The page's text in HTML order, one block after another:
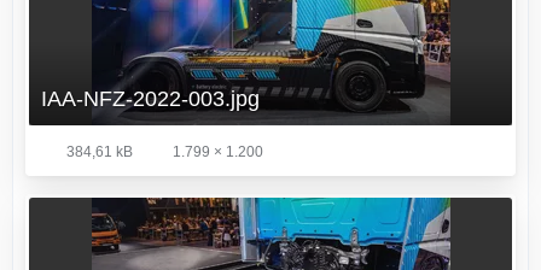
IAA-NFZ-2022-003.jpg
384,61 kB 1.799 × 1.200